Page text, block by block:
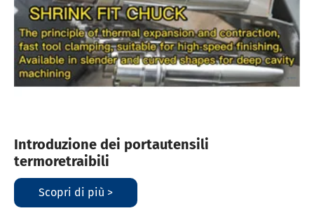
Introduzione dei portautensili
termoretraibili
Scopri di più >